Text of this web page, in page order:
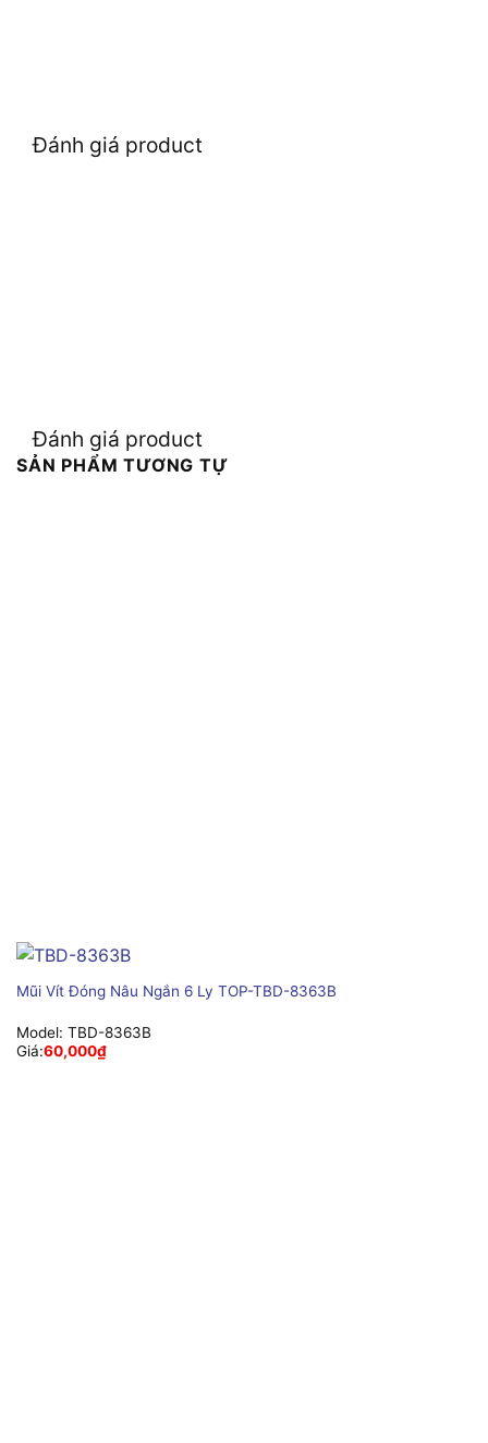
Đánh giá product
Đánh giá product
SẢN PHẨM TƯƠNG TỰ
Mũi Vít Đóng Nâu Ngắn 6 Ly TOP-TBD-8363B
Model: TBD-8363B
Giá:60,000₫